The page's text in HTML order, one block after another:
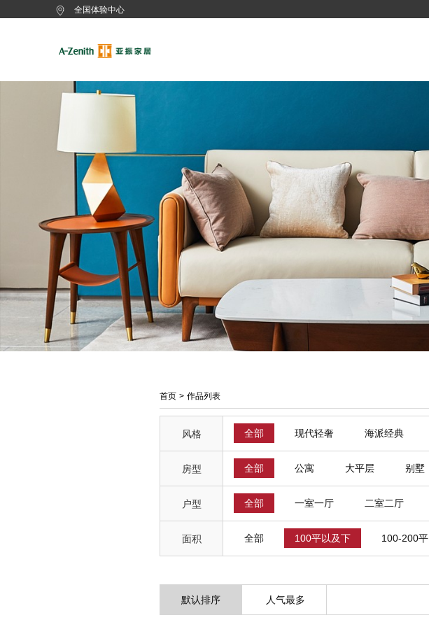
全国体验中心
首页 > 作品列表
风格 全部 现代轻奢 海派经典
房型 全部 公寓 大平层 别墅
户型 全部 一室一厅 二室二厅
面积 全部 100平以及下 100-200平
默认排序 人气最多